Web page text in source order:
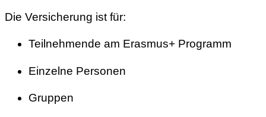
Die Versicherung ist für:
Teilnehmende am Erasmus+ Programm
Einzelne Personen
Gruppen